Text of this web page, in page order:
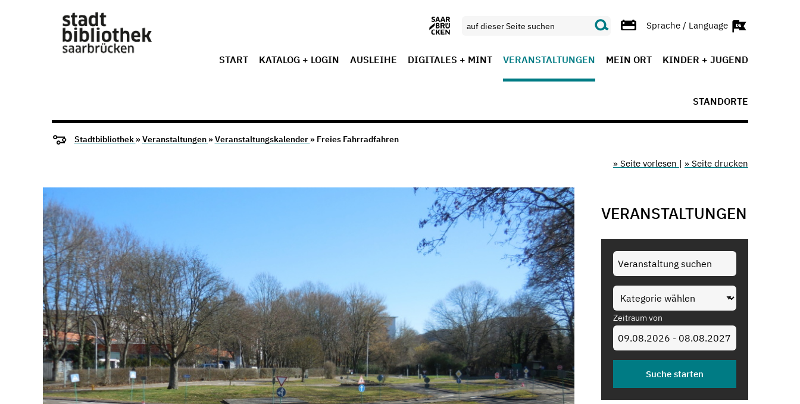
Sprache / Language
START KATALOG + LOGIN AUSLEIHE DIGITALES + MINT VERANSTALTUNGEN MEIN ORT KINDER + JUGEND
STANDORTE
Stadtbibliothek »Veranstaltungen »Veranstaltungskalender » Freies Fahrradfahren
» Seite vorlesen | » Seite drucken
VERANSTALTUNGEN
Zeitraum von